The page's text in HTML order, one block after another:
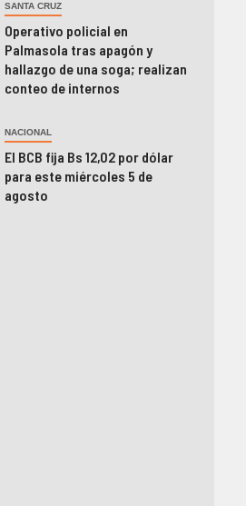
SANTA CRUZ
Operativo policial en
Palmasola tras apagón y
hallazgo de una soga; realizan
conteo de internos
NACIONAL
El BCB fija Bs 12,02 por dólar
para este miércoles 5 de
agosto